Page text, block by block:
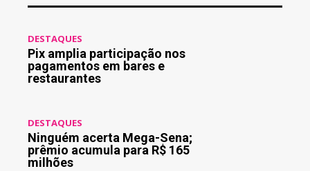
DESTAQUES
Pix amplia participação nos
pagamentos em bares e
restaurantes
DESTAQUES
Ninguém acerta Mega-Sena;
prêmio acumula para R$ 165
milhões